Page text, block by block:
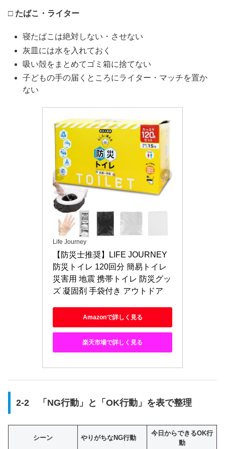
□ たばこ・ライター
寝たばこは絶対しない・させない
灰皿には水を入れておく
吸い殻をまとめてゴミ箱に捨てない
子どもの手の届くところにライター・マッチを置か
ない
Life Journey
【防災士推奨】LIFE JOURNEY
防災トイレ 120回分 簡易トイレ
災害用 地震 携帯トイレ 防災グッ
ズ 凝固剤 手袋付き アウトドア
Amazonで詳しく見る
楽天市場で詳しく見る
2-2 「NG行動」と「OK行動」を表で整理
シーン やりがちなNG行動
今日からできるOK行
動